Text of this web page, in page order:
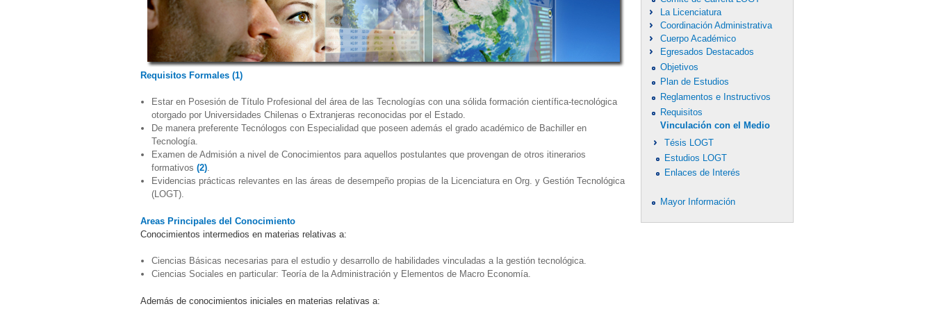
Requisitos Formales (1)
Estar en Posesión de Título Profesional del área de las Tecnologías con una sólida formación científica-tecnológica
otorgado por Universidades Chilenas o Extranjeras reconocidas por el Estado.
De manera preferente Tecnólogos con Especialidad que poseen además el grado académico de Bachiller en
Tecnología.
Examen de Admisión a nivel de Conocimientos para aquellos postulantes que provengan de otros itinerarios
formativos (2).
Evidencias prácticas relevantes en las áreas de desempeño propias de la Licenciatura en Org. y Gestión Tecnológica
(LOGT).
​Areas Principales del Conocimiento
Conocimientos intermedios en materias relativas a:
Ciencias Básicas necesarias para el estudio y desarrollo de habilidades vinculadas a la gestión tecnológica.
Ciencias Sociales en particular: Teoría de la Administración y Elementos de Macro Economía.
Además de conocimientos iniciales en materias relativas a:
La Licenciatura
Coordinación Administrativa
Cuerpo Académico
Egresados Destacados
Objetivos
Plan de Estudios
Reglamentos e Instructivos
Requisitos
Vinculación con el Medio
Tésis LOGT
Estudios LOGT
Enlaces de Interés
Mayor Información